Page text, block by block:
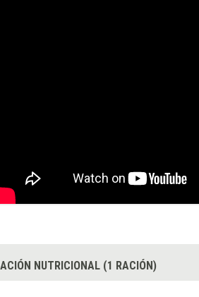
NUTRICIONAL (1 RACIÓN)